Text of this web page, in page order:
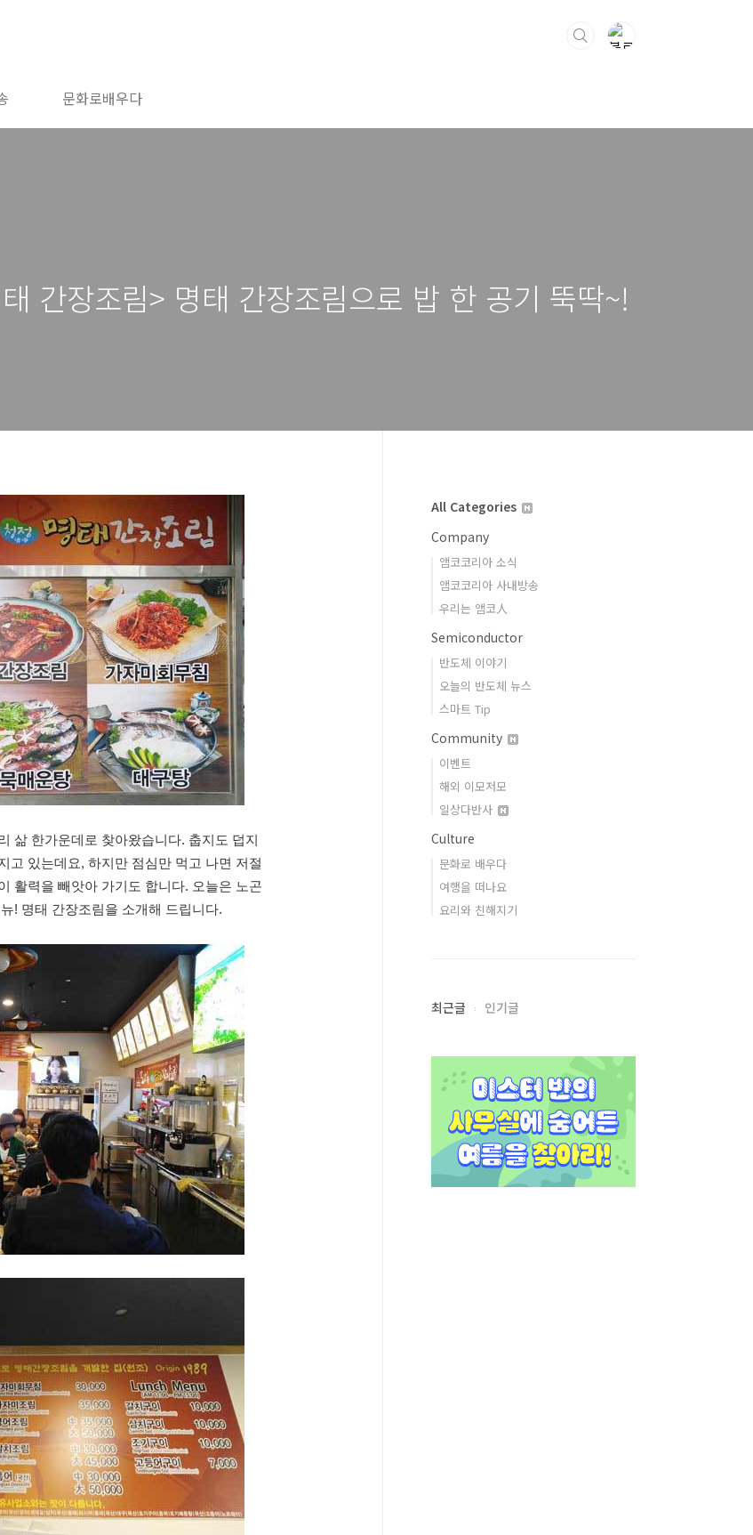
문화로배우다
간장조림> 명태 간장조림으로 밥 한 공기 뚝딱~!
삶 한가운데로 찾아왔습니다. 춥지도 덥지
고 있는데요, 하지만 점심만 먹고 나면 저절
활력을 빼앗아 가기도 합니다. 오늘은 노곤
! 명태 간장조림을 소개해 드립니다.
All Categories
Company
앰코코리아 소식
앰코코리아 사내방송
우리는 앰코人
Semiconductor
반도체 이야기
오늘의 반도체 뉴스
스마트 Tip
Community
이벤트
해외 이모저모
일상다반사
Culture
문화로 배우다
여행을 떠나요
요리와 친해지기
최근글 인기글